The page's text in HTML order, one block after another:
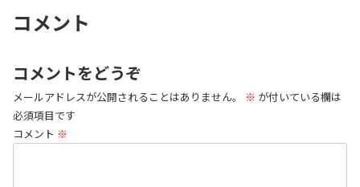
コメント
コメントをどうぞ
メールアドレスが公開されることはありません。 ※ が付いている欄は
必須項目です
コメント ※